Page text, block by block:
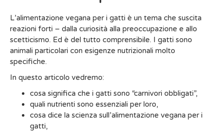
L’alimentazione vegana per i gatti è un tema che suscita
reazioni forti – dalla curiosità alla preoccupazione e allo
scetticismo. Ed è del tutto comprensibile. I gatti sono
animali particolari con esigenze nutrizionali molto
specifiche.
In questo articolo vedremo:
cosa significa che i gatti sono “carnivori obbligati”,
quali nutrienti sono essenziali per loro,
cosa dice la scienza sull’alimentazione vegana per i
gatti,